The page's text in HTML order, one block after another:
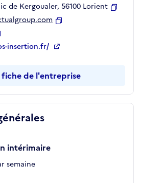
intérimaire
semaine
de Kergoualer, 56100 Lorient
insertion.fr/
de l'entreprise